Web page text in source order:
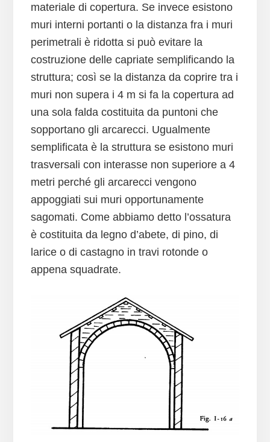
materiale di copertura. Se invece esistono
muri interni portanti o la distanza fra i muri
perimetrali è ridotta si può evitare la
costruzione delle capriate semplificando la
struttura; così se la distanza da coprire tra i
muri non supera i 4 m si fa la copertura ad
una sola falda costituita da puntoni che
sopportano gli arcarecci. Ugualmente
semplificata è la struttura se esistono muri
trasversali con interasse non superiore a 4
metri perché gli arcarecci vengono
appoggiati sui muri opportunamente
sagomati. Come abbiamo detto l’ossatura
è costituita da legno d’abete, di pino, di
larice o di castagno in travi rotonde o
appena squadrate.